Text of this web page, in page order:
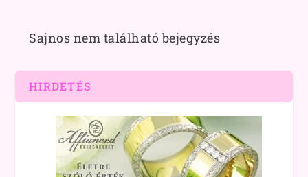
Sajnos nem található bejegyzés
HIRDETÉS